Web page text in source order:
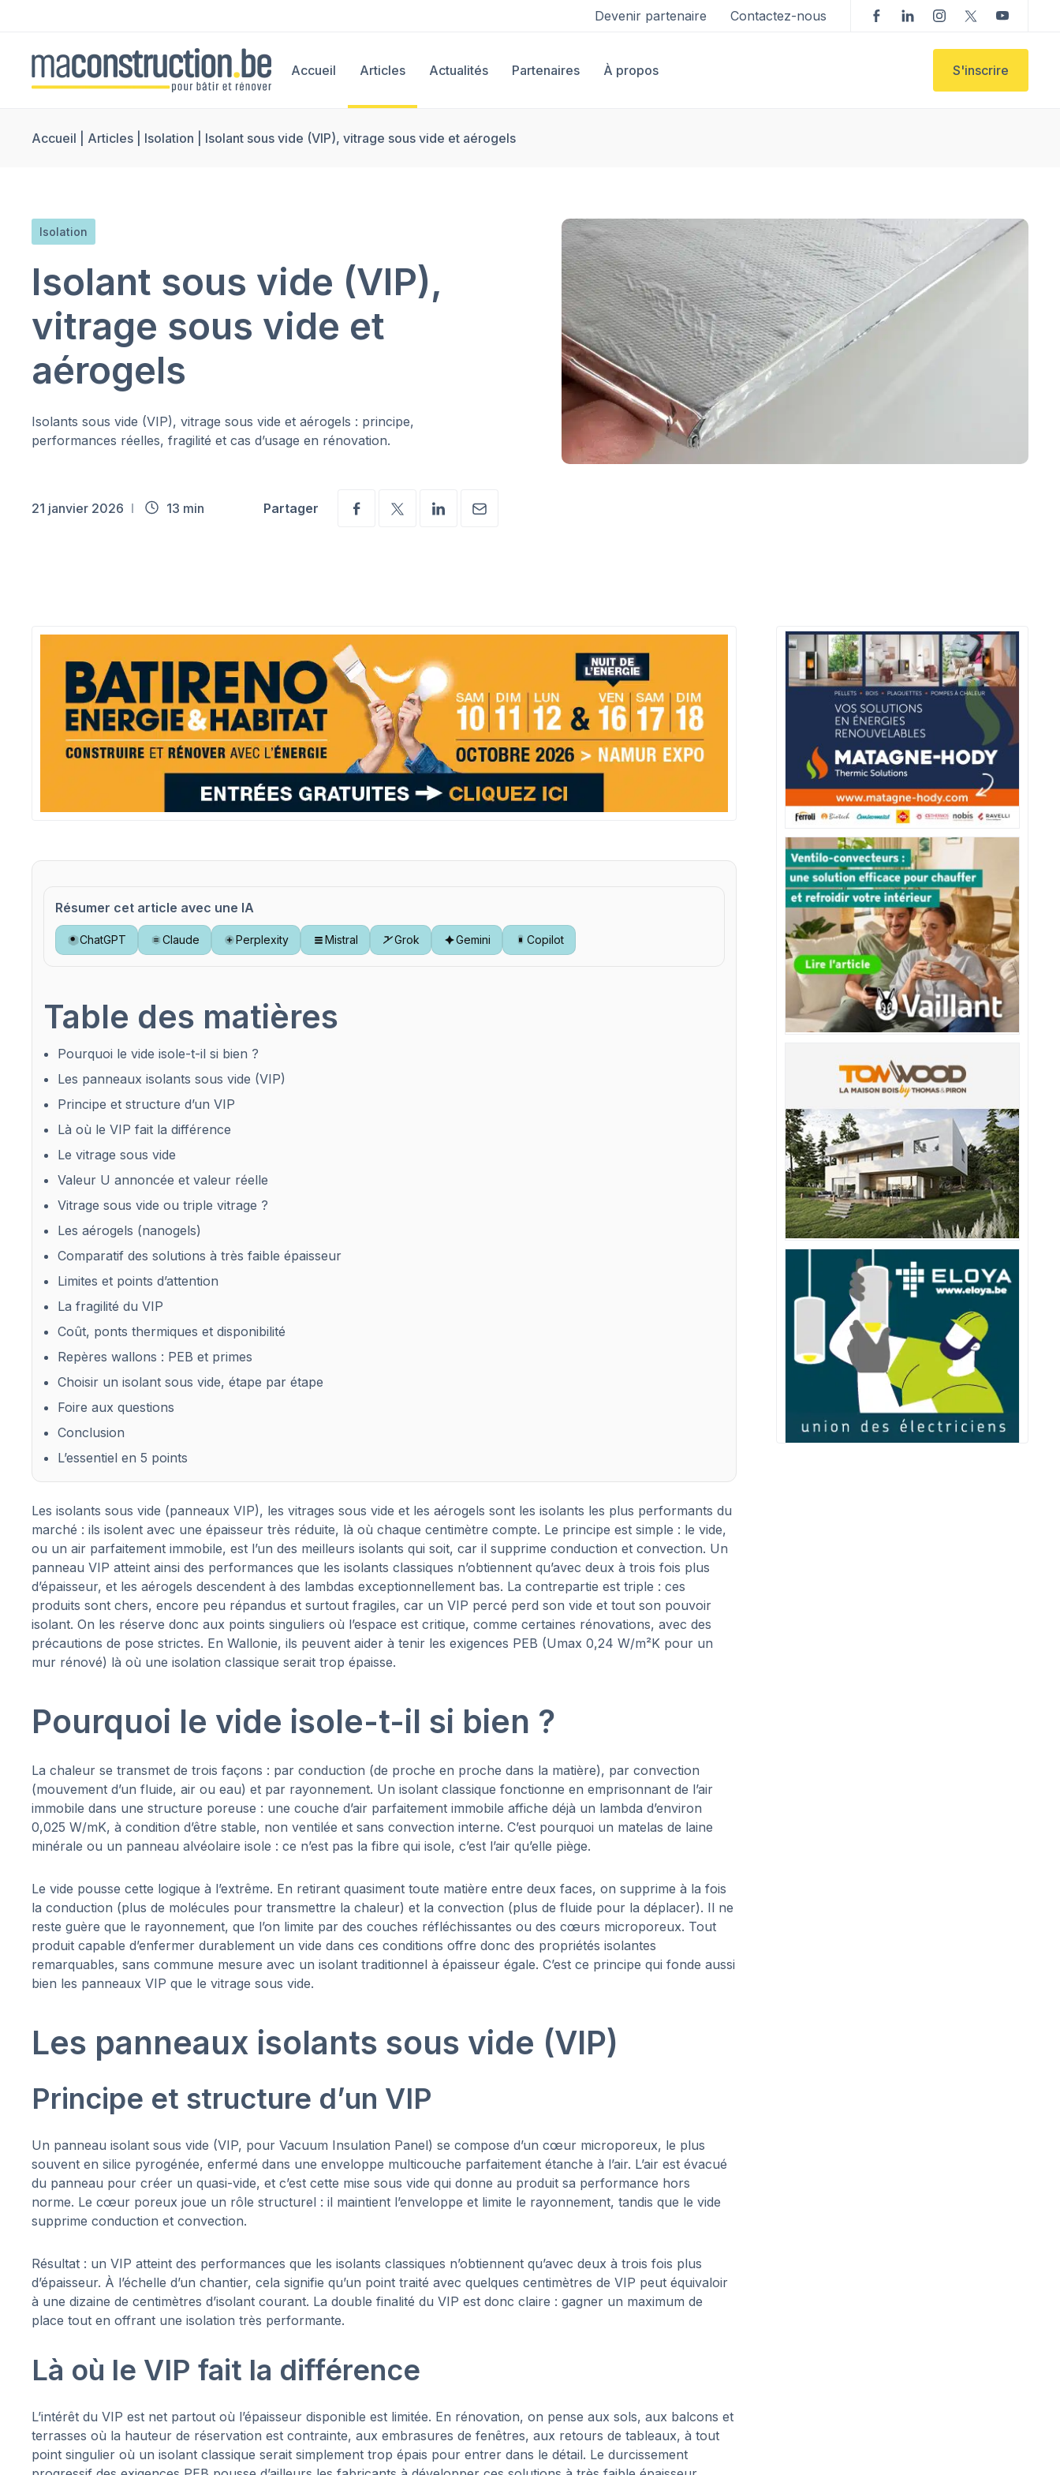
Devenir partenaire Contactez-nous
Accueil Articles Actualités Partenaires À propos S'inscrire
Accueil Articles Isolation Isolant sous vide (VIP), vitrage sous vide et aérogels
Isolation
Isolant sous vide (VIP),
vitrage sous vide et
aérogels
Isolants sous vide (VIP), vitrage sous vide et aérogels : principe,
performances réelles, fragilité et cas d’usage en rénovation.
21 janvier 2026 13 min Partager
Résumer cet article avec une IA
ChatGPT Claude Perplexity Mistral Grok Gemini Copilot
Table des matières
Pourquoi le vide isole-t-il si bien ?
Les panneaux isolants sous vide (VIP)
Principe et structure d’un VIP
Là où le VIP fait la différence
Le vitrage sous vide
Valeur U annoncée et valeur réelle
Vitrage sous vide ou triple vitrage ?
Les aérogels (nanogels)
Comparatif des solutions à très faible épaisseur
Limites et points d’attention
La fragilité du VIP
Coût, ponts thermiques et disponibilité
Repères wallons : PEB et primes
Choisir un isolant sous vide, étape par étape
Foire aux questions
Conclusion
L’essentiel en 5 points
Les isolants sous vide (panneaux VIP), les vitrages sous vide et les aérogels sont les isolants les plus performants du
marché : ils isolent avec une épaisseur très réduite, là où chaque centimètre compte. Le principe est simple : le vide,
ou un air parfaitement immobile, est l’un des meilleurs isolants qui soit, car il supprime conduction et convection. Un
panneau VIP atteint ainsi des performances que les isolants classiques n’obtiennent qu’avec deux à trois fois plus
d’épaisseur, et les aérogels descendent à des lambdas exceptionnellement bas. La contrepartie est triple : ces
produits sont chers, encore peu répandus et surtout fragiles, car un VIP percé perd son vide et tout son pouvoir
isolant. On les réserve donc aux points singuliers où l’espace est critique, comme certaines rénovations, avec des
précautions de pose strictes. En Wallonie, ils peuvent aider à tenir les exigences PEB (Umax 0,24 W/m²K pour un
mur rénové) là où une isolation classique serait trop épaisse.
Pourquoi le vide isole-t-il si bien ?
La chaleur se transmet de trois façons : par conduction (de proche en proche dans la matière), par convection
(mouvement d’un fluide, air ou eau) et par rayonnement. Un isolant classique fonctionne en emprisonnant de l’air
immobile dans une structure poreuse : une couche d’air parfaitement immobile affiche déjà un lambda d’environ
0,025 W/mK, à condition d’être stable, non ventilée et sans convection interne. C’est pourquoi un matelas de laine
minérale ou un panneau alvéolaire isole : ce n’est pas la fibre qui isole, c’est l’air qu’elle piège.
Le vide pousse cette logique à l’extrême. En retirant quasiment toute matière entre deux faces, on supprime à la fois
la conduction (plus de molécules pour transmettre la chaleur) et la convection (plus de fluide pour la déplacer). Il ne
reste guère que le rayonnement, que l’on limite par des couches réfléchissantes ou des cœurs microporeux. Tout
produit capable d’enfermer durablement un vide dans ces conditions offre donc des propriétés isolantes
remarquables, sans commune mesure avec un isolant traditionnel à épaisseur égale. C’est ce principe qui fonde aussi
bien les panneaux VIP que le vitrage sous vide.
Les panneaux isolants sous vide (VIP)
Principe et structure d’un VIP
Un panneau isolant sous vide (VIP, pour Vacuum Insulation Panel) se compose d’un cœur microporeux, le plus
souvent en silice pyrogénée, enfermé dans une enveloppe multicouche parfaitement étanche à l’air. L’air est évacué
du panneau pour créer un quasi-vide, et c’est cette mise sous vide qui donne au produit sa performance hors
norme. Le cœur poreux joue un rôle structurel : il maintient l’enveloppe et limite le rayonnement, tandis que le vide
supprime conduction et convection.
Résultat : un VIP atteint des performances que les isolants classiques n’obtiennent qu’avec deux à trois fois plus
d’épaisseur. À l’échelle d’un chantier, cela signifie qu’un point traité avec quelques centimètres de VIP peut équivaloir
à une dizaine de centimètres d’isolant courant. La double finalité du VIP est donc claire : gagner un maximum de
place tout en offrant une isolation très performante.
Là où le VIP fait la différence
L’intérêt du VIP est net partout où l’épaisseur disponible est limitée. En rénovation, on pense aux sols, aux balcons et
terrasses où la hauteur de réservation est contrainte, aux embrasures de fenêtres, aux retours de tableaux, à tout
point singulier où un isolant classique serait simplement trop épais pour entrer dans le détail. Le durcissement